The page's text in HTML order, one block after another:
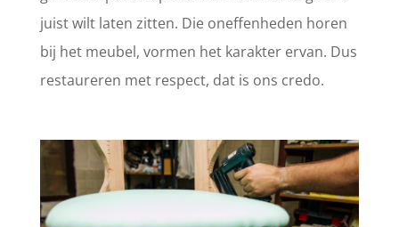
juist wilt laten zitten. Die oneffenheden horen
bij het meubel, vormen het karakter ervan. Dus
restaureren met respect, dat is ons credo.